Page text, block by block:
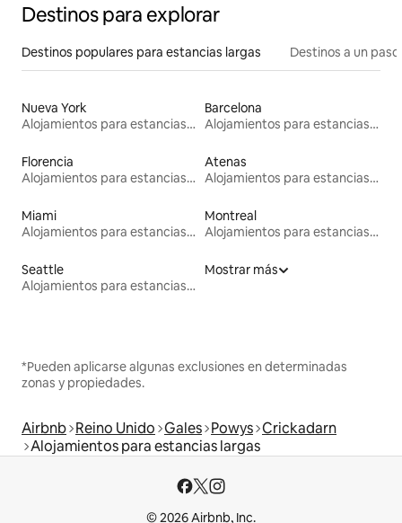
Destinos para explorar
Destinos populares para estancias largas Destinos a un
Nueva York
Alojamientos para estancias largas
Barcelona
Alojamientos para estancias largas
Florencia
Alojamientos para estancias largas
Atenas
Alojamientos para estancias largas
Miami
Alojamientos para estancias largas
Montreal
Alojamientos para estancias largas
Seattle
Alojamientos para estancias largas
Mostrar más
*Pueden aplicarse algunas exclusiones en determinadas
zonas y propiedades.
Airbnb Reino Unido Gales Powys Crickadarn
Alojamientos para estancias largas
© 2026 Airbnb, Inc.